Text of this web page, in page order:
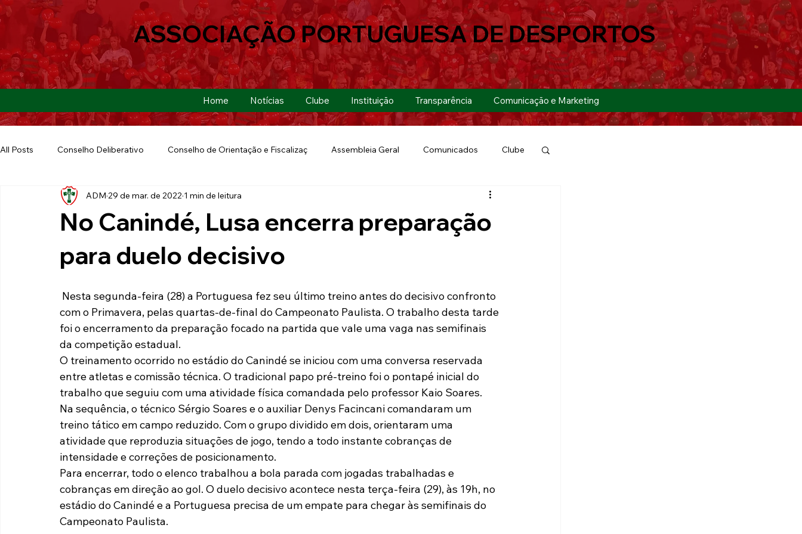
Home Notícias Clube Instituição Transparência Comunicação e Marketing
ASSOCIAÇÃO PORTUGUESA DE DESPORTOS
All Posts Conselho Deliberativo Conselho de Orientação e Fiscalizaç Assembleia Geral Comunicados Clube
Ação Social Futebol Americano Copa São Paulo
Futebol de Base Futebol de Quintal
Paulista A2 2019 Portuguesas pelo Brasil Ouvidoria Modalidades Marketing Sócio-Torcedor
Recuperação Judicial
No Canindé, Lusa encerra preparação
para duelo decisivo
ADM 29 de mar. de 2022 1 min de leitura
com o Primavera, pelas quartas-de-final do Campeonato Paulista. O trabalho desta tarde
foi o encerramento da preparação focado na partida que vale uma vaga nas semifinais
da competição estadual.
O treinamento ocorrido no estádio do Canindé se iniciou com uma conversa reservada
entre atletas e comissão técnica. O tradicional papo pré-treino foi o pontapé inicial do
trabalho que seguiu com uma atividade física comandada pelo professor Kaio Soares.
Na sequência, o técnico Sérgio Soares e o auxiliar Denys Facincani comandaram um
treino tático em campo reduzido. Com o grupo dividido em dois, orientaram uma
atividade que reproduzia situações de jogo, tendo a todo instante cobranças de
intensidade e correções de posicionamento.
Para encerrar, todo o elenco trabalhou a bola parada com jogadas trabalhadas e
cobranças em direção ao gol. O duelo decisivo acontece nesta terça-feira (29), às 19h, no
estádio do Canindé e a Portuguesa precisa de um empate para chegar às semifinais do
Campeonato Paulista.